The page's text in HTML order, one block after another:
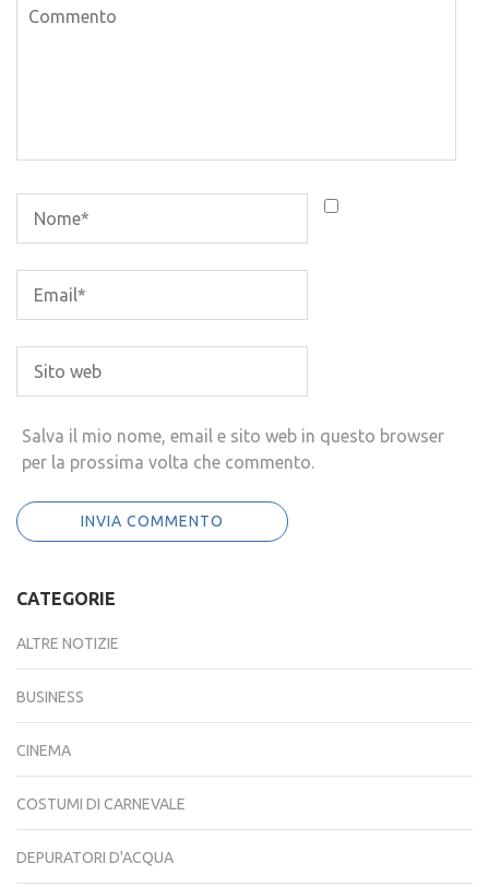
Salva il mio nome, email e sito web in questo browser
per la prossima volta che commento.
CATEGORIE
ALTRE NOTIZIE
BUSINESS
CINEMA
COSTUMI DI CARNEVALE
DEPURATORI D'ACQUA